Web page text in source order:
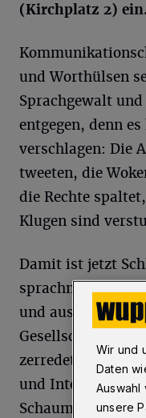
(Kirchplatz 2)
und Worthülsen
Sprachgewalt
entgegen, denn
verschlagen: Die
tweeten, die
die Rechte
Klugen sind
Damit ist jetzt
und aus, was in
Gesellschaft
zerredet wird. Er
und
Wir und
Daten
Auswahl
unsere